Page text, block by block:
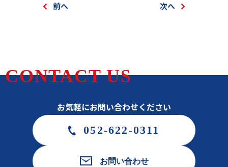
前へ 次へ
CONTACT US
お気軽にお問い合わせください
052-622-0311
お問い合わせ